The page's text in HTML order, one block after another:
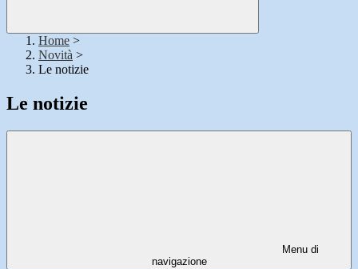
Home >
Novità >
Le notizie
Le notizie
Menu di
navigazione